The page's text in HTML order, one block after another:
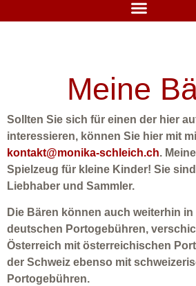
Meine
Sollten Sie sich für einen der hier
interessieren, können Sie hier mit
kontakt@monika-schleich.ch.
Spielzeug für kleine Kinder! Sie
Liebhaber und Sammler.
Die Bären können auch weiterhin
deutschen Portogebühren,
Österreich mit österreichischen
der Schweiz ebenso mit
Portogebühren.